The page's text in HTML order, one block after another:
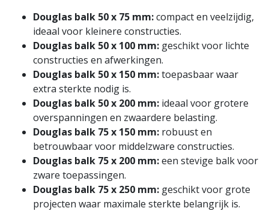
Douglas balk 50 x 75 mm:compact en veelzijdig,
ideaal voor kleinere constructies.
Douglas balk 50 x 100 mm: geschikt voor lichte
constructies en afwerkingen.
Douglas balk 50 x 150 mm:toepasbaar waar
extra sterkte nodig is.
Douglas balk 50 x 200 mm: ideaal voor grotere
overspanningen en zwaardere belasting.
Douglas balk 75 x 150 mm: robuust en
betrouwbaar voor middelzware constructies.
Douglas balk 75 x 200 mm:een stevige balk voor
zware toepassingen.
Douglas balk 75 x 250 mm: geschikt voor grote
projecten waar maximale sterkte belangrijk is.